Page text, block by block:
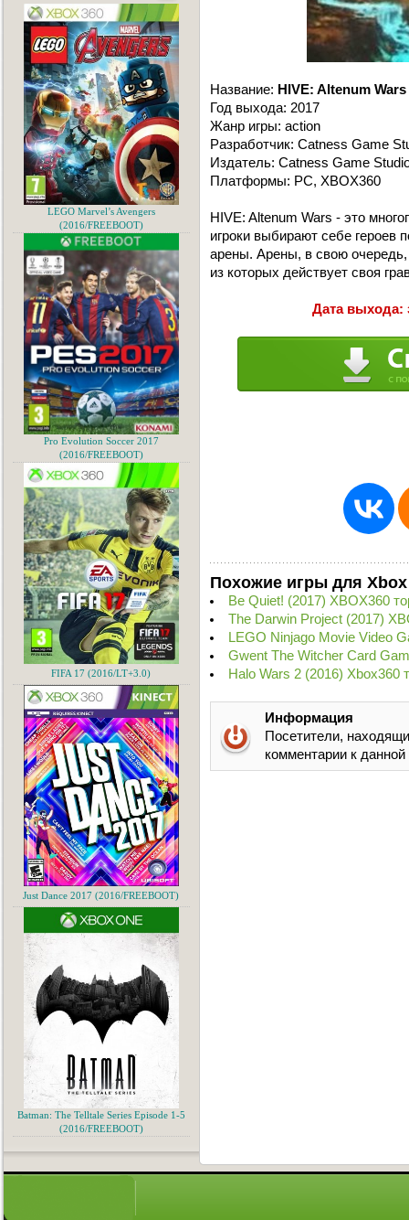
Название: HIVE: Altenum Wars
Год выхода: 2017
Жанр игры: action
Разработчик: Catness Game
Издатель: Catness Game
Платформы: PC, XBOX360
HIVE: Altenum Wars - это
игроки выбирают себе героев
арены. Арены, в свою
из которых действует своя
Дата выхода:
Похожие игры для Xbox
Be Quiet! (2017) XBOX360
The Darwin Project (2017)
LEGO Ninjago Movie Video
Gwent The Witcher Card
Halo Wars 2 (2016) Xbox360
Информация
Посетители,
комментарии к
LEGO Marvel’s Avengers
(2016/FREEBOOT)
Pro Evolution Soccer 2017
(2016/FREEBOOT)
FIFA 17 (2016/LT+3.0)
Just Dance 2017 (2016/FREEBOOT)
Batman: The Telltale Series Episode 1-5
(2016/FREEBOOT)